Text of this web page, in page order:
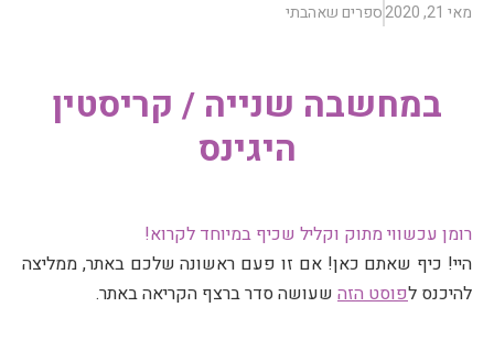
מאי 21, 2020 ספרים שאהבתי
במחשבה שנייה / קריסטין
היגינס
רומן עכשווי מתוק וקליל שכיף במיוחד לקרוא!
היי! כיף שאתם כאן! אם זו פעם ראשונה שלכם באתר, ממליצה
להיכנס לפוסט הזה שעושה סדר ברצף הקריאה באתר.